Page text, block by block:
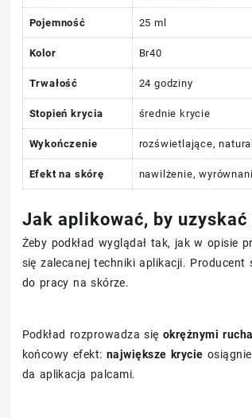
Pojemność 25 ml
Kolor Br40
Trwałość 24 godziny
Stopień krycia średnie krycie
Wykończenie rozświetlające,
Efekt na skórę nawilżenie,
Jak aplikować, by
Żeby podkład wyglądał tak, jak w opisie
się zalecanej techniki aplikacji. Producent
do pracy na skórze.
Podkład rozprowadza się okrężnymi
końcowy efekt: największe krycie
da aplikacja palcami.